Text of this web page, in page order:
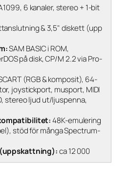
6 kanaler, stereo + 1-bit
& 3,5" diskett (upp
SAM BASIC i ROM,
på disk, CP/M 2.2 via Pro-
(RGB & komposit), 64-
joystickport, musport, MIDI
stereo ljud ut/ljuspenna,
48K-emulering
stöd för många Spectrum-
ca 12 000